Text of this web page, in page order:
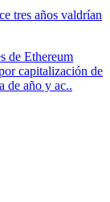
tres años valdrían
de Ethereum
capitalización de
de año y ac..